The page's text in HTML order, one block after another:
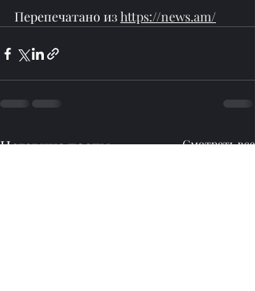
Перепечатано из https://news.am/
Недавние посты Смотреть все